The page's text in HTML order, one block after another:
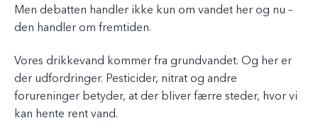
Men debatten handler ikke kun om vandet her og nu –
den handler om fremtiden.
Vores drikkevand kommer fra grundvandet. Og her er
der udfordringer. Pesticider, nitrat og andre
forureninger betyder, at der bliver færre steder, hvor vi
kan hente rent vand.